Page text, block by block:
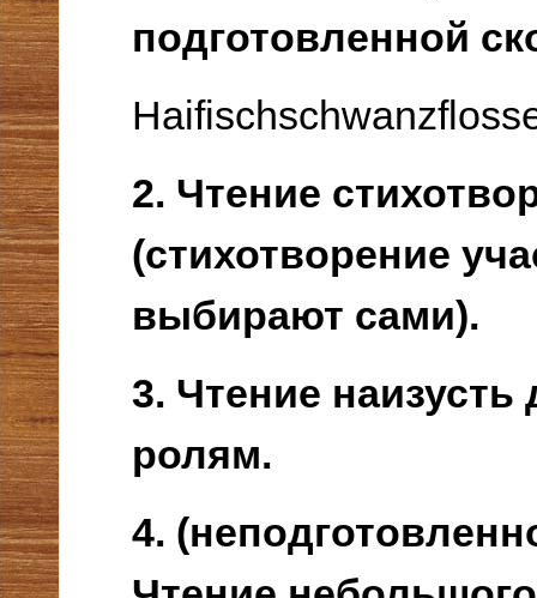
подготовленной
2. Чтение
(стихотворение
выбирают сами).
3. Чтение наизусть
ролям.
4.